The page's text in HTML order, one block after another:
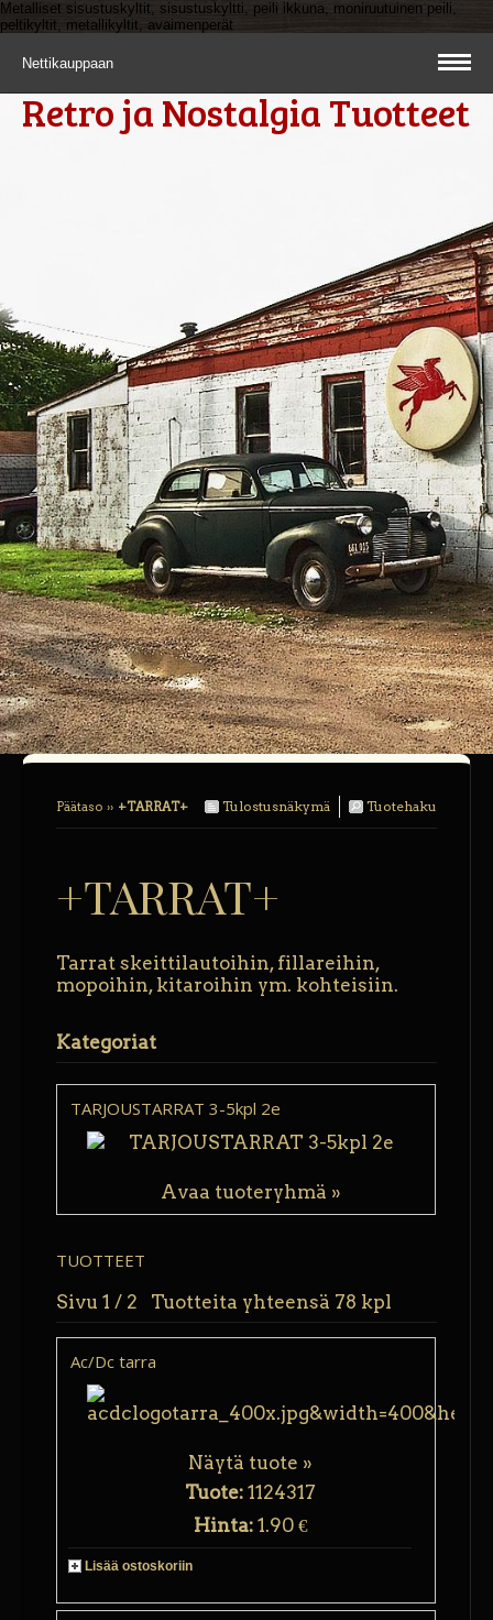
Metalliset sisustuskyltit, sisustuskyltti, peili ikkuna, moniruutuinen peili,
peltikyltit, metallikyltit, avaimenperät
Nettikauppaan
Retro ja Nostalgia Tuotteet
Tuotehaku
Tulostusnäkymä
Päätaso ›› +TARRAT+
+TARRAT+
Tarrat skeittilautoihin, fillareihin,
mopoihin, kitaroihin ym. kohteisiin.
Kategoriat
TARJOUSTARRAT 3-5kpl 2e
Avaa tuoteryhmä »
TUOTTEET
Sivu 1 / 2 Tuotteita yhteensä 78 kpl
Ac/Dc tarra
Näytä tuote »
Tuote:1124317
Hinta: 1.90 €
Lisää ostoskoriin